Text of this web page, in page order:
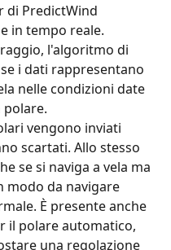
di PredictWind
in tempo reale.
l'algoritmo di
i dati rappresentano
nelle condizioni date
vengono inviati
scartati. Allo stesso
se si naviga a vela ma
modo da navigare
È presente anche
il polare automatico,
una regolazione